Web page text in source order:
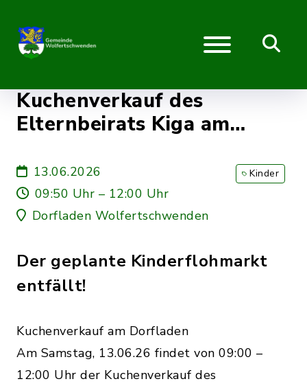
Kuchenverkauf des
Elternbeirats Kiga am
13.06.2026
09:50 Uhr – 12:00 Uhr
Dorfladen Wolfertschwenden
Kinder
Der geplante Kinderflohmarkt
entfällt!
Kuchenverkauf am Dorfladen
Am Samstag, 13.06.26 findet von 09:00 –
12:00 Uhr der Kuchenverkauf des